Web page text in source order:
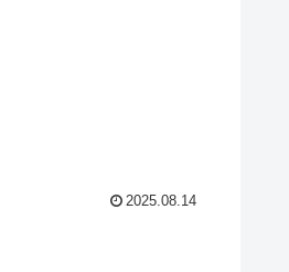
2025.08.14